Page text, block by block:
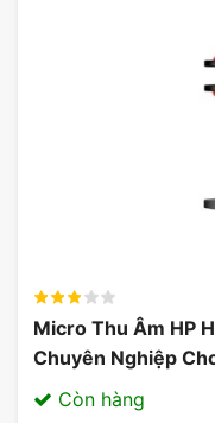
Micro Thu Âm HP
Chuyên Nghiệp
03/2025
Còn hàng